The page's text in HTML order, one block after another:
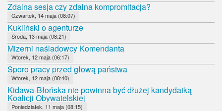
Zdalna sesja czy zdalna kompromitacja?
Czwartek, 14 maja (08:07)
Kukliński o agenturze
Środa, 13 maja (08:21)
Mizerni naśladowcy Komendanta
Wtorek, 12 maja (06:17)
Sporo pracy przed głową państwa
Wtorek, 12 maja (08:40)
Kidawa-Błońska nie powinna być dłużej kandydatką
Koalicji Obywatelskiej
Poniedziałek, 11 maja (08:15)